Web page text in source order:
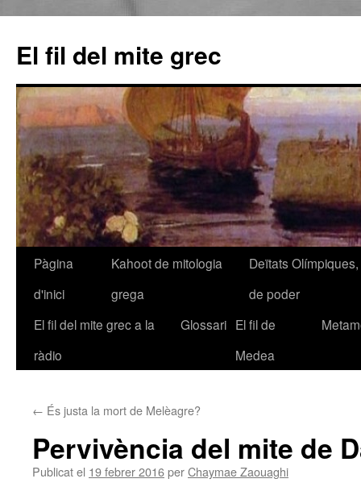
El fil del mite grec
Vés
contingut
Pàgina
d'inici
Kahoot de mitologia
grega
Deïtats
de poder
El fil del mite grec a la
ràdio
Glossari El fil de
Medea
← És justa la mort de Melèagre?
Pervivència del mite de
Publicat el 19 febrer 2016perChaymae Zaouaghi